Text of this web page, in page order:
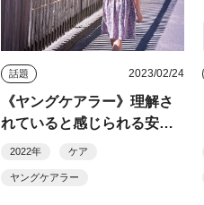
話題 2023/02/24
《ヤングケアラー》理解さ
れていると感じられる安心
の場を／高岡里衣さん（特
の会）
2022年 ケア
ヤングケアラー